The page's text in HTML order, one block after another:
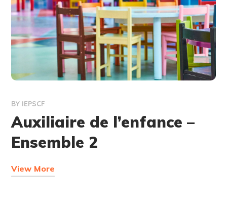
BY IEPSCF
Auxiliaire de l’enfance –
Ensemble 2
View More